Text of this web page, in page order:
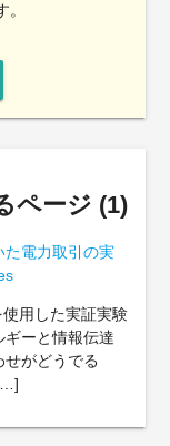
ページ (1)
た電力取引の実
用した実証実験
ーと情報伝達
がどうでる